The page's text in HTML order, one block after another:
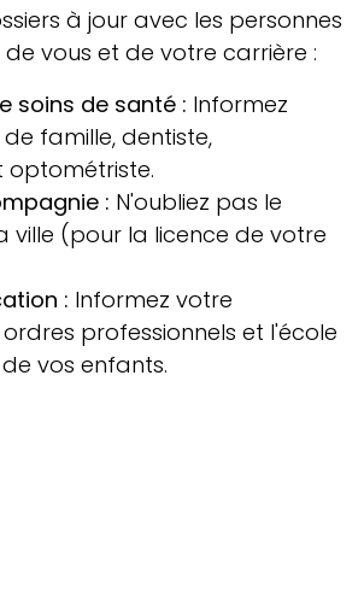
à jour avec les personnes
vous et de votre carrière :
soins de santé : Informez
famille, dentiste,
optométriste.
: N'oubliez pas le
ville (pour la licence de votre
: Informez votre
professionnels et l'école
vos enfants.